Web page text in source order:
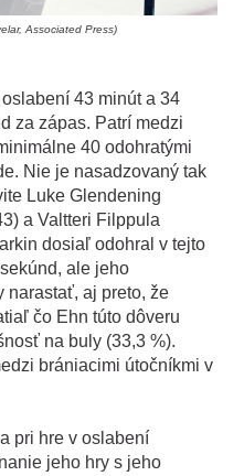
Associated Press)
43 minút a 34
za zápas. Patrí medzi
40 odohratými
Nie je nasadzovaný tak
Luke Glendening
a Valtteri Filppula
dosiaľ odohral v tejto
ale jeho
narastať, aj preto, že
čo Ehn túto dôveru
na buly (33,3 %).
brániacimi útočníkmi v
pri hre v oslabení
jeho hry s jeho